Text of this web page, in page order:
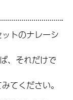
トのナレーシ
、それだけで
てください。